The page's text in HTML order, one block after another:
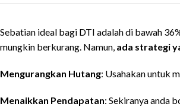
Sebatian ideal bagi DTI adalah di bawah
mungkin berkurang. Namun, ada strategi
Mengurangkan Hutang: Usahakan untuk
Menaikkan Pendapatan: Sekiranya anda